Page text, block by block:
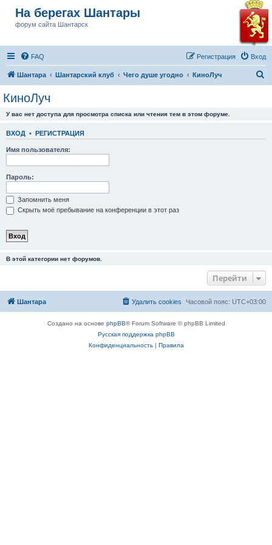
На берегах Шантары
форум сайта Шантарск
FAQ Вход
Регистрация
Шантара Шантарский клуб Чего душе угодно КиноЛуч
КиноЛуч
У вас нет доступа для просмотра списка или чтения тем в этом форуме.
ВХОД • РЕГИСТРАЦИЯ
Имя пользователя:
Пароль:
Запомнить меня
Скрыть моё пребывание на конференции в этот раз
В этой категории нет форумов.
Перейти
Шантара Часовой пояс: UTC+03:00
Удалить cookies
Создано на основе phpBB® Forum Software © phpBB Limited
Русская поддержка phpBB
Конфиденциальность| Правила